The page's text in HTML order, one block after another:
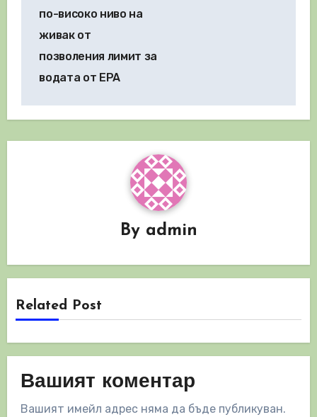
по-високо ниво на
живак от
позволения лимит за
водата от EPA
By admin
Related Post
Вашият коментар
Вашият имейл адрес няма да бъде публикуван.